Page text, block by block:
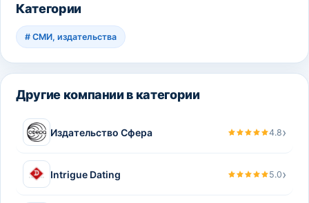
Категории
# СМИ, издательства
Другие компании в категории
Издательство Сфера 4.8›
Intrigue Dating 5.0›